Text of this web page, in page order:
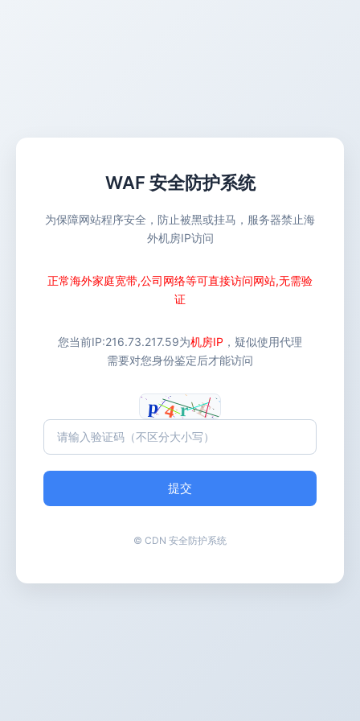
WAF 安全防护系统
为保障网站程序安全，防止被黑或挂马，服务器禁止海
外机房IP访问
正常海外家庭宽带,公司网络等可直接访问网站,无需验
证
您当前IP:216.73.217.59为机房IP ，疑似使用代理
需要对您身份鉴定后才能访问
提交
© CDN 安全防护系统